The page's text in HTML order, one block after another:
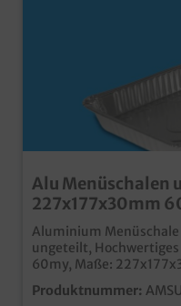
Alu Menüschalen
227x177x30mm
Aluminium
ungeteilt,
60my, Maße:
Karton Ideal für den Einsatz in Gastronomie, Imbiss und
Außerhaus Geschäft schnelles Verschließen (auch mit
Produktnummer: